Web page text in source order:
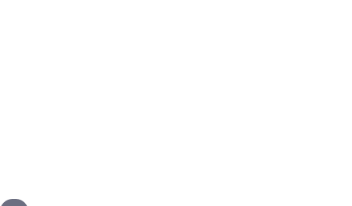
Siguiente